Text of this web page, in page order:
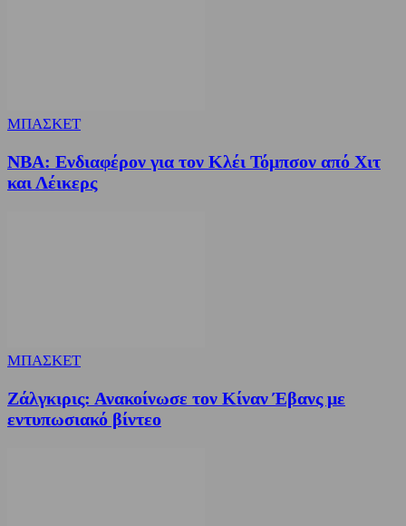
ΜΠΑΣΚΕΤ
NBA: Ενδιαφέρον για τον Κλέι Τόμπσον από Χιτ
και Λέικερς
ΜΠΑΣΚΕΤ
Ζάλγκιρις: Ανακοίνωσε τον Κίναν Έβανς με
εντυπωσιακό βίντεο